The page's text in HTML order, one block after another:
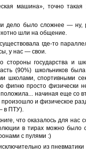
машина», точно
дело было сложнее — ну,
шли на общение.
где-то
у нас — свои.
стороны государства и
(90%) школьников
школами, спортивными
фигню просто физически
начиная еще со
произошло и физическое
в ПТУ).
что оказалось для
в тирах можно было
с пулями :)
из